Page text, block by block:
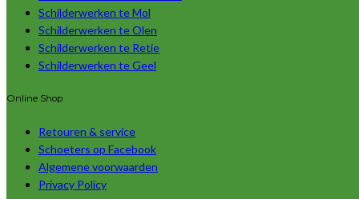
Schilderwerken te Mol
Schilderwerken te Olen
Schilderwerken te Retie
Schilderwerken te Geel
Online Shop
Retouren & service
Schoeters op Facebook
Algemene voorwaarden
Privacy Policy